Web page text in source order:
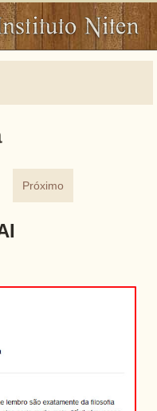
Próximo